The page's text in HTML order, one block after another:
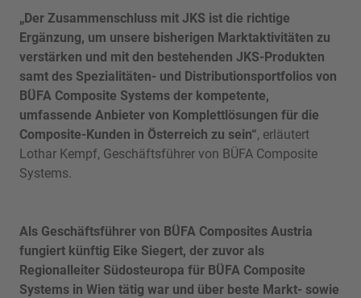
„Der Zusammenschluss mit JKS ist die richtige
Ergänzung, um unsere bisherigen Marktaktivitäten zu
verstärken und mit den bestehenden JKS-Produkten
samt des Spezialitäten- und Distributionsportfolios von
BÜFA Composite Systems der kompetente,
umfassende Anbieter von Komplettlösungen für die
Composite-Kunden in Österreich zu sein“, erläutert
Lothar Kempf, Geschäftsführer von BÜFA Composite
Systems.
Als Geschäftsführer von BÜFA Composites Austria
fungiert künftig Eike Siegert, der zuvor als
Regionalleiter Südosteuropa für BÜFA Composite
Systems in Wien tätig war und über beste Markt- sowie